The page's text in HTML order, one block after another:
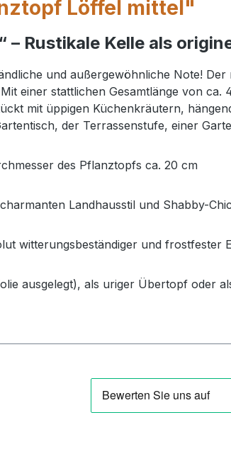
Löffel mittel"
Rustikale Kelle als
und außergewöhnliche Note!
einer stattlichen Gesamtlänge von
mit üppigen Küchenkräutern,
der Terrassenstufe, einer
des Pflanztopfs ca. 20 cm
Landhausstil und Shabby-Chic
witterungsbeständiger und frostfester
ausgelegt), als uriger Übertopf oder